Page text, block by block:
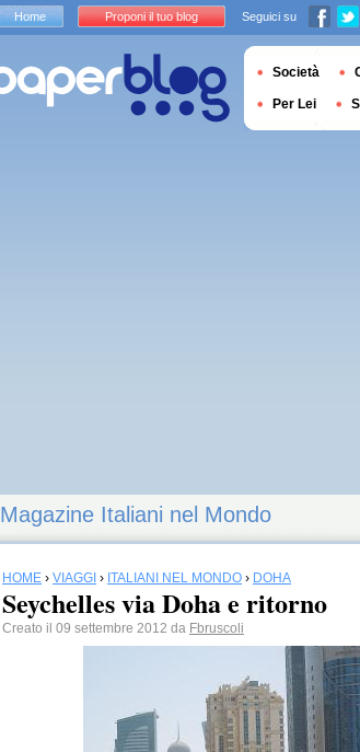
Magazine Italiani nel Mondo
HOME › VIAGGI › ITALIANI NEL MONDO › DOHA
Seychelles via Doha e ritorno
Creato il 09 settembre 2012 da Fbruscoli
Home Proponi il tuo blog Seguici su
Società
Per Lei